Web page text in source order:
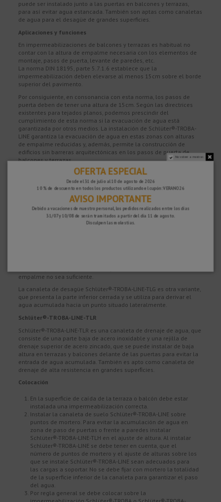
puede ser instalado junto a las puertas en balcones y terrazas,
para así evitar agua estancada. También son aptas como canaletas
de agua para el desagüe de grandes superficies.
Aplicaciones y funciones
En impermeabilizaciones de balcones y terrazas es habitual no
contar con la altura de empalme necesaria con los elementos de
montaje, pasos de puerta, levante de paredes, etc.
La norma DIN 18195, parte 5.7.1.6 establece que la
impermeabilización deben elevarse al menos 15cm sobre el borde
superior del pavimento.
Por consiguiente, en consonancia con esta norma, los pasos de
puerta deben de tener una altura de 15cm. Según las directrices
existentes para tejados planos, podemos prescindir del
cumplimiento de esta norma si la evacuación de agua está
garantizada por otros medios. La instalación de Schlüter®-TROBA-
LINE garantiza la evacuación de agua en estas zonas con alturas
de empalme reducidas y, además, permite la construcción de
edificios sin barreras arquitectónicas en los pasos de puerta de
balcones y terrazas.
La canaleta de desagüe Schlüter®-TROBA-LINE-TL se compone de
dos piezas perforadas en forma de “U”, una inferior y otra superior,
que se instalan sobre el drenaje Schlüter®-TROBA o Schlüter®-
Schlüter®-TROBA-LINE-TLR es una variante con rejilla en su parte
superior que se inserta en la parte inferior de acero inoxidable.
empalme no sea suficiente.
La canaleta de desagüe Schlüter®-TROBA-LINE-TLG es otra variante,
que presenta la parte inferior cerrada y se utiliza para derivar el
agua acumulada hacia un punto situado lateralmente.
Schlüter®-TROBA-LINE-TLR
Schlüter®-TROBA-LINE-TLR es una canaleta de drenaje de agua, que
consiste de una parte baja de acero inoxidable y una rejilla de
drenaje superior de acero zincado, que se puede instalar de baja
altura en terrazas y balcones delante de las puertas para evitar la
entrada de agua acumulada. También es apto como canaleta de
drenaje de alta resistencia en grandes superﬁcies.
Colocación
En la superficie de caída de la terraza o balcón debe estar
instalada una impermeabilización correcta.
Instalar la canaleta de suelo Schlüter®-TROBA-LINE sobre
puntos de mortero. Para evitar la acumulación de agua en
zona de paso de puertas o frente a paredes instalar
Schlüter®-TROBA-LINE-TLH en el ajuste de altura. Al instalar
Schlüter®-TROBA-LINE se debe tener en cuenta, que el
número de puntos de mortero y el ajuste de alturas sobre los
que se instale Schlüter®-TROBA-LINE sean adecuados para
las cargas a soportar. No se debe fijar con mortero la totalidad
de la superficie inferior de la canaleta para garantizar el paso
del agua.
Por regla general se debe colocar sobre la
No volver a mostrar.
OFERTA ESPECIAL
Desde el 31 de julio al 10 de agosto de 2026
10 % de descuento en todos los productos utilizando el cupón: VERANO26
AVISO IMPORTANTE
Debido a vacaciones de nuestro personal, los pedidos realizados entre los días
31/07 y 10/08 de serán tramitados a partir del día 11 de agosto.
Disculpen las molestias.